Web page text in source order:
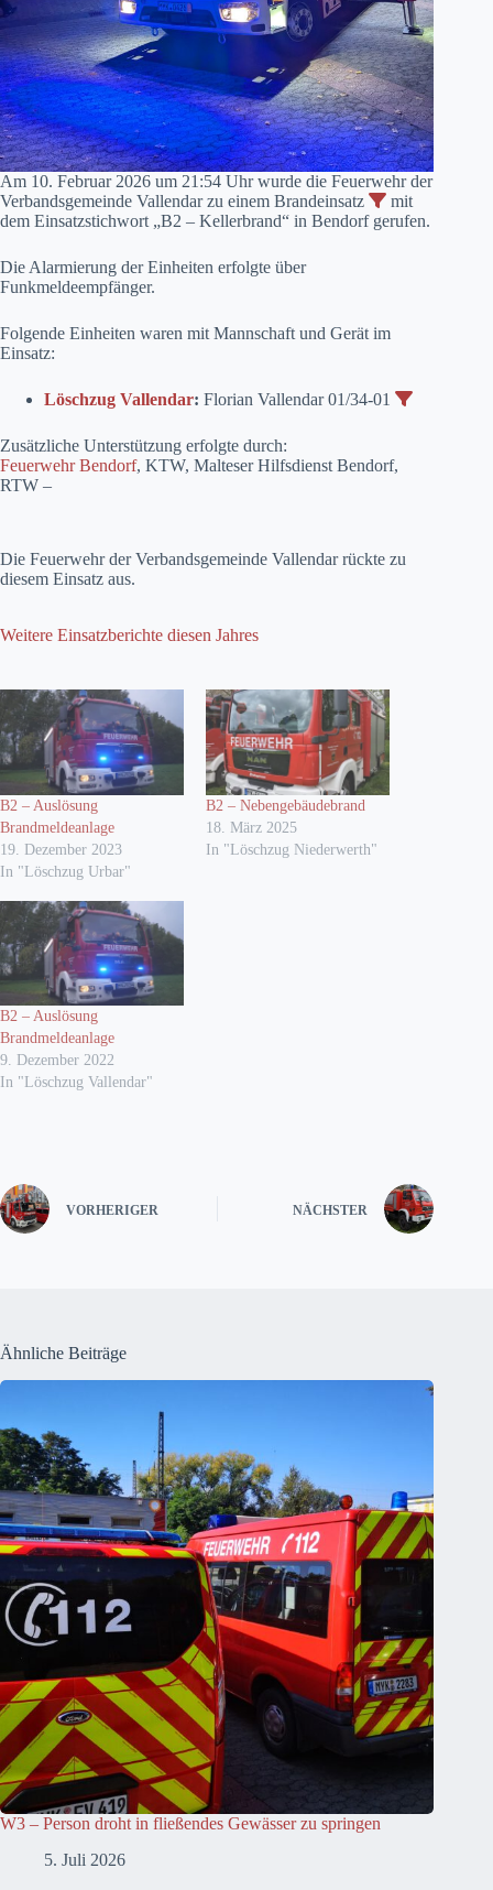
Am 10. Februar 2026 um 21:54 Uhr wurde die Feuerwehr der
Verbandsgemeinde Vallendar zu einem Brandeinsatz
mit
dem Einsatzstichwort „B2 – Kellerbrand“ in Bendorf gerufen.
Die Alarmierung der Einheiten erfolgte über
Funkmeldeempfänger.
Folgende Einheiten waren mit Mannschaft und Gerät im
Einsatz:
Löschzug Vallendar: Florian Vallendar 01/34-01
Zusätzliche Unterstützung erfolgte durch:
Feuerwehr Bendorf, KTW, Malteser Hilfsdienst Bendorf,
RTW –
Die Feuerwehr der Verbandsgemeinde Vallendar rückte zu
diesem Einsatz aus.
Weitere Einsatzberichte diesen Jahres
B2 – Auslösung
Brandmeldeanlage
19. Dezember 2023
In "Löschzug Urbar"
B2 – Nebengebäudebrand
18. März 2025
In "Löschzug Niederwerth"
B2 – Auslösung
Brandmeldeanlage
9. Dezember 2022
In "Löschzug Vallendar"
VORHERIGER NÄCHSTER
Ähnliche Beiträge
W3 – Person droht in fließendes Gewässer zu springen
5. Juli 2026